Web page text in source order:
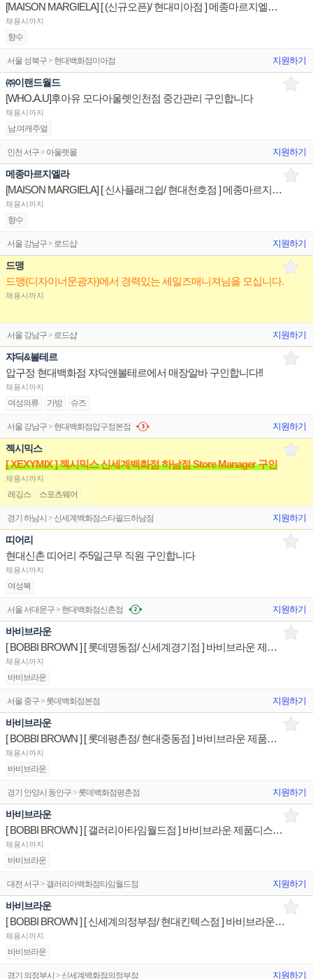
[MAISON MARGIELA] [ (신규오픈)/ 현대미아점 ] 메종마르지엘라 제품디스플레이 판매전문직원
채용시까지
향수
서울 성북구 > 현대백화점미아점 지원하기
㈜이랜드월드
[WHO.A.U]후아유 모다아울렛인천점 중간관리 구인합니다
채용시까지
남.여캐주얼
인천 서구 > 아울렛몰 지원하기
메종마르지엘라
[MAISON MARGIELA] [ 신사플래그쉽/ 현대천호점 ] 메종마르지엘라 제품디스플레이 판매전문직원
채용시까지
향수
서울 강남구 > 로드샵 지원하기
드맹
드맹(디자이너문광자)에서 경력있는 세일즈매니져님을 모십니다.
채용시까지
서울 강남구 > 로드샵 지원하기
쟈딕&볼테르
압구정 현대백화점 쟈딕앤볼테르에서 매장알바 구인합니다!!
채용시까지
여성의류 가방 슈즈
서울 강남구 > 현대백화점압구정본점 지원하기
젝시믹스
[ XEXYMIX ] 젝시믹스 신세계백화점 하남점 Store Manager 구인
채용시까지
레깅스 스포츠웨어
경기 하남시 > 신세계백화점스타필드하남점 지원하기
띠어리
현대신촌 띠어리 주5일근무 직원 구인합니다
채용시까지
여성복
서울 서대문구 > 현대백화점신촌점 지원하기
바비브라운
[ BOBBI BROWN ] [ 롯데명동점/ 신세계경기점 ] 바비브라운 제품디스플레이 판매전문직원
채용시까지
바비브라운
서울 중구 > 롯데백화점본점 지원하기
바비브라운
[ BOBBI BROWN ] [ 롯데평촌점/ 현대중동점 ] 바비브라운 제품디스플레이 판매전문직원
채용시까지
바비브라운
경기 안양시 동안구 > 롯데백화점평촌점 지원하기
바비브라운
[ BOBBI BROWN ] [ 갤러리아타임월드점 ] 바비브라운 제품디스플레이 판매전문직원
채용시까지
바비브라운
대전 서구 > 갤러리아백화점타임월드점 지원하기
바비브라운
[ BOBBI BROWN ] [ 신세계의정부점/ 현대킨텍스점 ] 바비브라운 제품디스플레이 판매전문직원
채용시까지
바비브라운
경기 의정부시 > 신세계백화점의정부점 지원하기